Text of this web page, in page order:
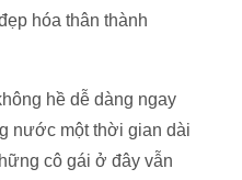
hóa thân thành
hề dễ dàng ngay
nước một thời gian dài
cô gái ở đây vẫn